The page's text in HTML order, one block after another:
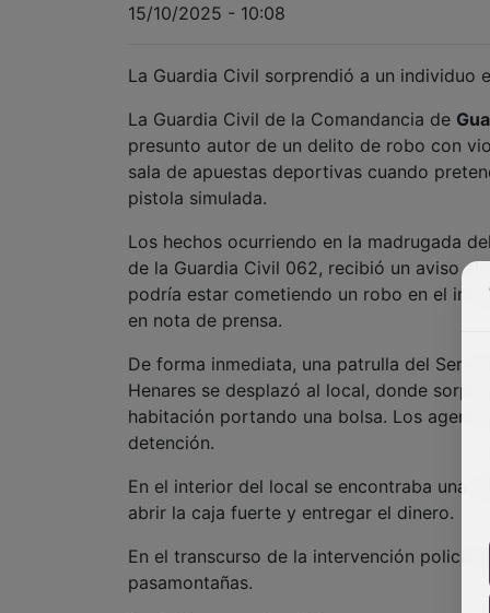
15/10/2025 - 10:08
La Guardia Civil sorprendió a un individuo
La Guardia Civil de la Comandancia de
presunto autor de un delito de robo con
sala de apuestas deportivas cuando
pistola simulada.
Los hechos ocurriendo en la madrugada
de la Guardia Civil 062, recibió un aviso
podría estar cometiendo un robo en el
en nota de prensa.
De forma inmediata, una patrulla del
Henares se desplazó al local, donde
habitación portando una bolsa. Los
detención.
En el interior del local se encontraba una
abrir la caja fuerte y entregar el dinero.
En el transcurso de la intervención
pasamontañas.